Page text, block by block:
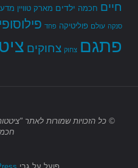
חיים חכמה ילדים מארק טוויין מדע
סנקה עולם פוליטיקה פחד
פתגם צחוק צחוקים
© כל הזכויות שמורות לאתר